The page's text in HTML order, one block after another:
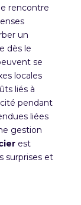
rencontre
un
dès le
se
locales
liés à
pendant
liées
gestion
est
surprises et